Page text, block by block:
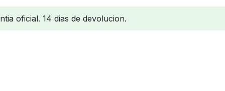
oficial. 14 dias de devolucion.